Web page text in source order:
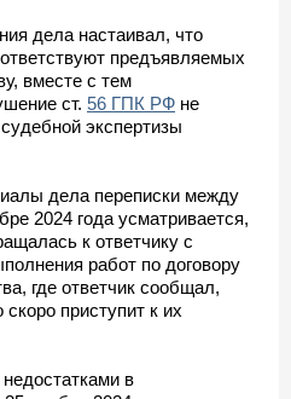
дела настаивал, что
предъявляемых
вместе с тем
ст. 56 ГПК РФ не
экспертизы
дела переписки между
2024 года усматривается,
к ответчику с
работ по договору
где ответчик сообщал,
приступит к их
в